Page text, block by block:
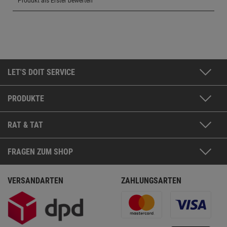
LET'S DOIT SERVICE
PRODUKTE
RAT & TAT
FRAGEN ZUM SHOP
VERSANDARTEN ZAHLUNGSARTEN